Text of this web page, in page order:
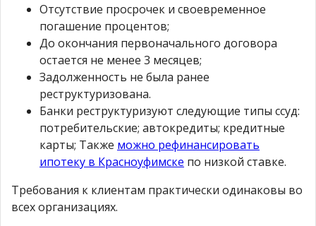
Отсутствие просрочек и своевременное
погашение процентов;
До окончания первоначального договора
остается не менее 3 месяцев;
Задолженность не была ранее
реструктуризована.
Банки реструктуризуют следующие типы ссуд:
потребительские; автокредиты; кредитные
карты; Также можно рефинансировать
ипотеку в Красноуфимске по низкой ставке.
Требования к клиентам практически одинаковы во
всех организациях.